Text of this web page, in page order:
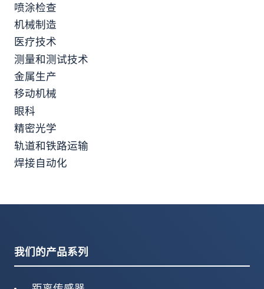
喷涂检查
机械制造
医疗技术
测量和测试技术
金属生产
移动机械
眼科
精密光学
轨道和铁路运输
焊接自动化
我们的产品系列